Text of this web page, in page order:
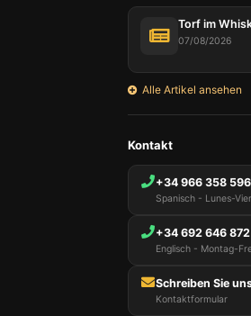
Torf im
07/08/2026
Alle Artikel ansehen
Kontakt
+34 966 358 596
Spanisch - Lunes-
+34 692 646 872
Englisch - Montag-
Schreiben Sie
Kontaktformular